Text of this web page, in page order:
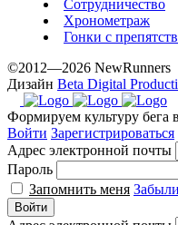
Сотрудничество
Хронометраж
Гонки с
©2012—2026 NewRunners
Дизайн Beta Digital
Формируем культуру бега
Войти Зарегистрироваться
Адрес электронной почты
Пароль
Запомнить меня
Войти